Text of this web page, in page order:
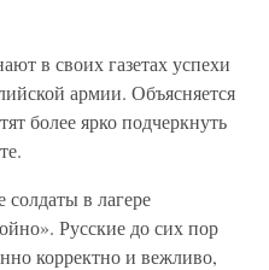
в своих газетах успехи
армии. Объясняется
более ярко подчеркнуть
в лагере
Русские до сих пор
корректно и вежливо,